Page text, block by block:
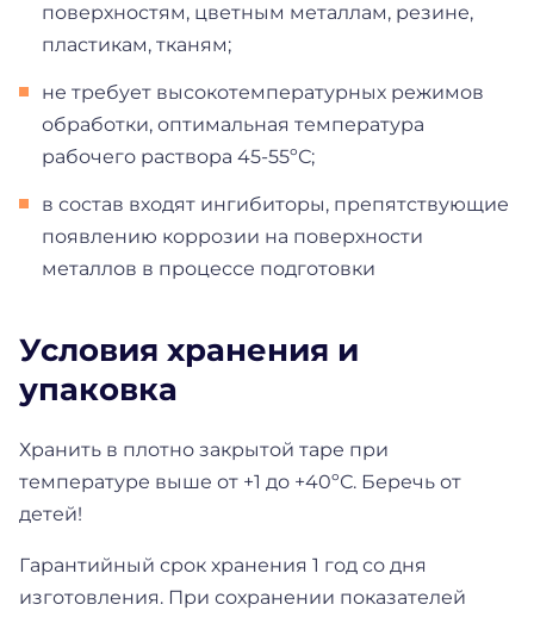
поверхностям, цветным металлам, резине,
пластикам, тканям;
не требует высокотемпературных режимов
обработки, оптимальная температура
рабочего раствора 45-55ºС;
в состав входят ингибиторы, препятствующие
появлению коррозии на поверхности
металлов в процессе подготовки
Условия хранения и
упаковка
Хранить в плотно закрытой таре при
температуре выше от +1 до +40ºС. Беречь от
детей!
Гарантийный срок хранения 1 год со дня
изготовления. При сохранении показателей